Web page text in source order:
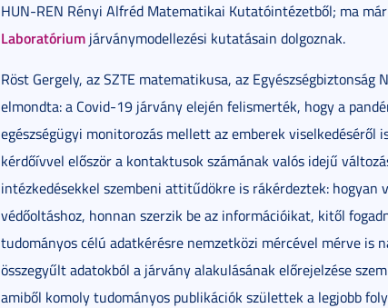
HUN-REN Rényi Alfréd Matematikai Kutatóintézetből; ma
Laboratórium járványmodellezési kutatásain dolgoznak.
Röst Gergely, az SZTE matematikusa, az
elmondta: a Covid-19 járvány elején felismerték, hogy a
egészségügyi monitorozás mellett az emberek viselkedéséről
kérdőívvel először a kontaktusok számának valós idejű
intézkedésekkel szembeni attitűdökre is rákérdeztek: hogyan
védőoltáshoz, honnan szerzik be az információikat, kitől
tudományos célú adatkérésre nemzetközi mércével mérve is
összegyűlt adatokból a járvány alakulásának előrejelzése
amiből komoly tudományos publikációk születtek a legjobb